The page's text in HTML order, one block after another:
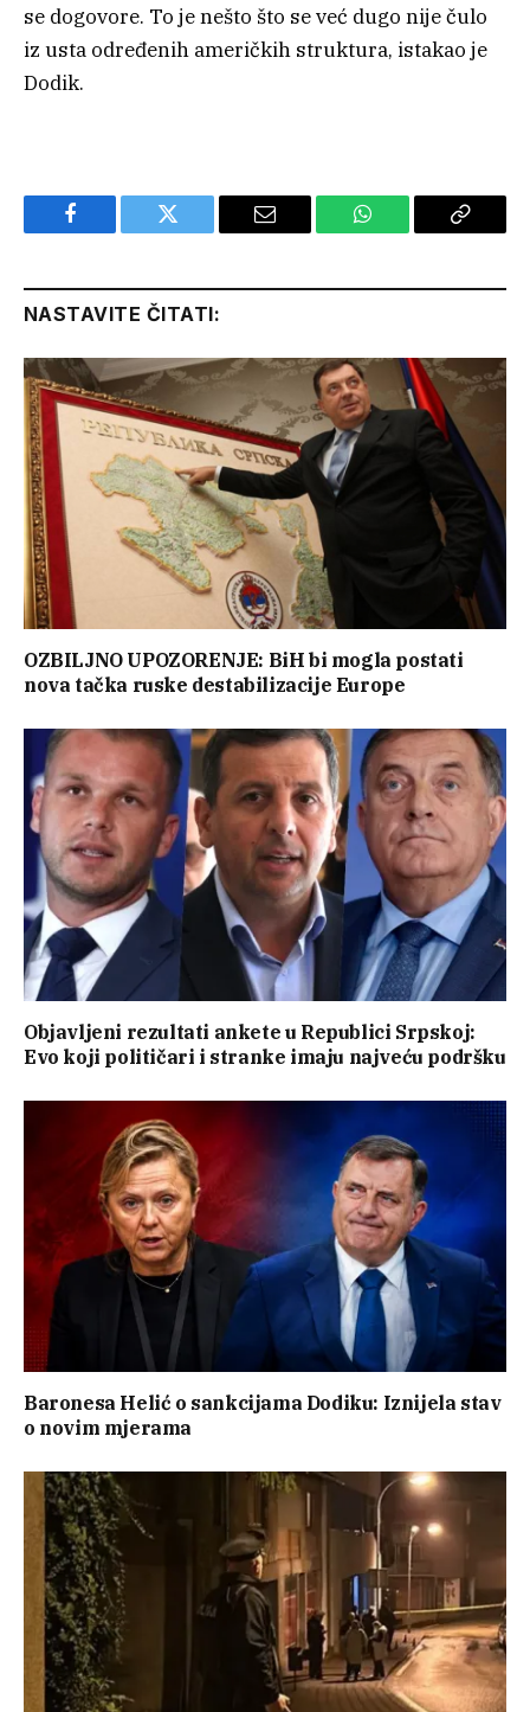
se dogovore. To je nešto što se već dugo nije čulo
iz usta određenih američkih struktura, istakao je
Dodik.
Facebook Twitter Email WhatsApp Copy
NASTAVITE ČITATI:
OZBILJNO UPOZORENJE: BiH bi mogla postati
nova tačka ruske destabilizacije Europe
Objavljeni rezultati ankete u Republici Srpskoj:
Evo koji političari i stranke imaju najveću podršku
Baronesa Helić o sankcijama Dodiku: Iznijela stav
o novim mjerama